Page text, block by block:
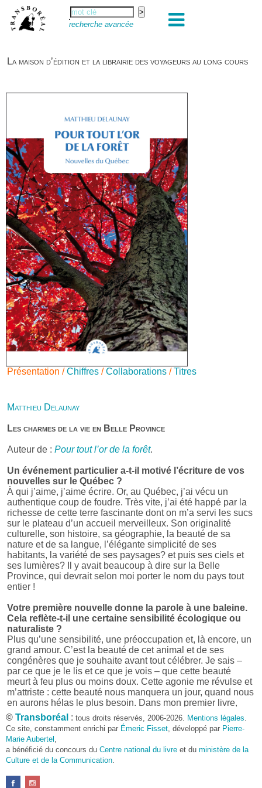
recherche avancée
La maison d’édition et la librairie des voyageurs au long cours
Présentation /Chiffres /Collaborations /Titres
Matthieu Delaunay
Les charmes de la vie en Belle Province
Auteur de : Pour tout l’or de la forêt.
Un événement particulier a-t-il motivé l’écriture de vos
nouvelles sur le Québec ?
À qui j’aime, j’aime écrire. Or, au Québec, j’ai vécu un
authentique coup de foudre. Très vite, j’ai été happé par la
richesse de cette terre fascinante dont on m’a servi les sucs
sur le plateau d’un accueil merveilleux. Son originalité
culturelle, son histoire, sa géographie, la beauté de sa
nature et de sa langue, l’élégante simplicité de ses
habitants, la variété de ses paysages? et puis ses ciels et
ses lumières? Il y avait beaucoup à dire sur la Belle
Province, qui devrait selon moi porter le nom du pays tout
entier !
Votre première nouvelle donne la parole à une baleine.
Cela reflète-t-il une certaine sensibilité écologique ou
naturaliste ?
Plus qu’une sensibilité, une préoccupation et, là encore, un
grand amour. C’est la beauté de cet animal et de ses
congénères que je souhaite avant tout célébrer. Je sais –
par ce que je le lis et ce que je vois – que cette beauté
meurt à feu plus ou moins doux. Cette agonie me révulse et
m’attriste : cette beauté nous manquera un jour, quand nous
en aurons hélas le plus besoin. Dans mon premier livre,
j’avais pris goût à me mettre dans la peau d’une bête. Outre
l’intérêt de l’exercice littéraire, il me semble que cela peut
être un bon moyen pour transmettre certains messages.
Pourquoi avoir choisi le format des nouvelles plutôt
qu’un autre ?
D’abord parce que j’aime (décidément!) en lire !
© Transboréal : tous droits réservés, 2006-2026. Mentions légales
Ce site, constamment enrichi par Émeric Fisset , développé par Pierre-
Marie Aubertel
a bénéficié du concours du Centre national du livre et du ministère de la
Culture et de la Communication